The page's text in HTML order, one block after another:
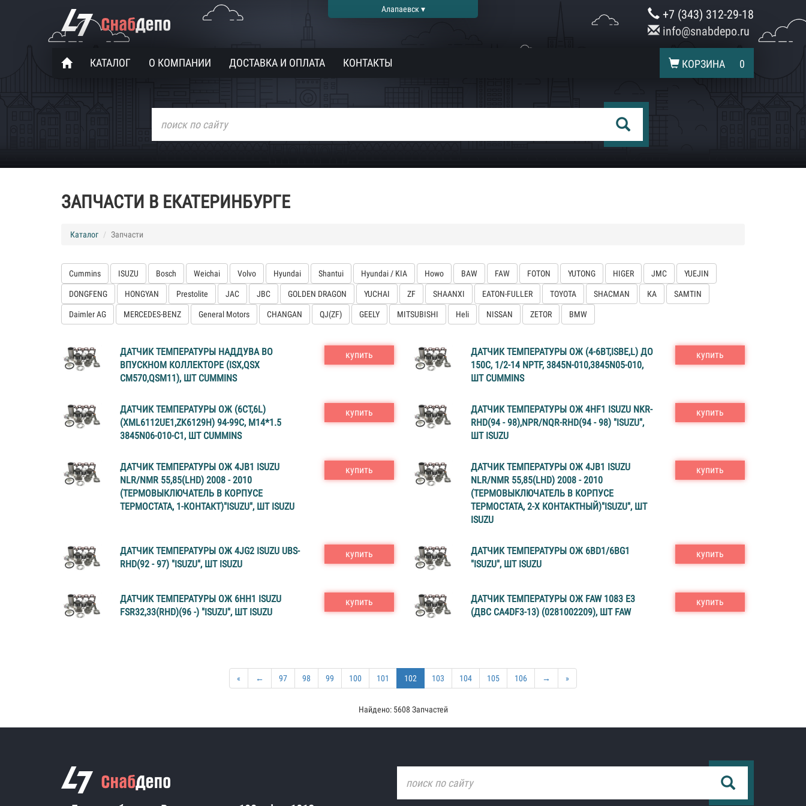
Алапаевск ▾
+7 (343) 312-29-18
info@snabdepo.ru
КАТАЛОГ О КОМПАНИИ ДОСТАВКА И ОПЛАТА КОНТАКТЫ КОРЗИНА 0
ЗАПЧАСТИ В ЕКАТЕРИНБУРГЕ
Каталог Запчасти
Cummins ISUZU Bosch Weichai Volvo Hyundai Shantui Hyundai / KIA Howo BAW FAW FOTON YUTONG HIGER JMC YUEJIN
DONGFENG HONGYAN Prestolite JAC JBC GOLDEN DRAGON YUCHAI ZF SHAANXI EATON-FULLER TOYOTA SHACMAN КА SAMTIN
Daimler AG MERCEDES-BENZ General Motors CHANGAN QJ(ZF) GEELY MITSUBISHI Heli NISSAN ZETOR BMW
ДАТЧИК ТЕМПЕРАТУРЫ НАДДУВА ВО
ВПУСКНОМ КОЛЛЕКТОРЕ (ISX,QSX
CM570,QSM11), ШТ CUMMINS
купить
ДАТЧИК ТЕМПЕРАТУРЫ ОЖ (4-6BT,ISBE,L) ДО
150С, 1/2-14 NPTF, 3845N-010,3845N05-010,
ШТ CUMMINS
купить
ДАТЧИК ТЕМПЕРАТУРЫ ОЖ (6CT,6L)
(XML6112UE1,ZK6129H) 94-99C, M14*1.5
3845N06-010-C1, ШТ CUMMINS
купить
ДАТЧИК ТЕМПЕРАТУРЫ ОЖ 4HF1 ISUZU NKR-
RHD(94 - 98),NPR/NQR-RHD(94 - 98) "ISUZU",
ШТ ISUZU
купить
ДАТЧИК ТЕМПЕРАТУРЫ ОЖ 4JB1 ISUZU
NLR/NMR 55,85(LHD) 2008 - 2010
(ТЕРМОВЫКЛЮЧАТЕЛЬ В КОРПУСЕ
ТЕРМОСТАТА, 1-КОНТАКТ)"ISUZU", ШТ ISUZU
купить
ДАТЧИК ТЕМПЕРАТУРЫ ОЖ 4JB1 ISUZU
NLR/NMR 55,85(LHD) 2008 - 2010
(ТЕРМОВЫКЛЮЧАТЕЛЬ В КОРПУСЕ
ТЕРМОСТАТА, 2-Х КОНТАКТНЫЙ)"ISUZU", ШТ
ISUZU
купить
ДАТЧИК ТЕМПЕРАТУРЫ ОЖ 4JG2 ISUZU UBS-
RHD(92 - 97) "ISUZU", ШТ ISUZU
купить
ДАТЧИК ТЕМПЕРАТУРЫ ОЖ 6BD1/6BG1
"ISUZU", ШТ ISUZU
купить
ДАТЧИК ТЕМПЕРАТУРЫ ОЖ 6НН1 ISUZU
FSR32,33(RHD)(96 -) "ISUZU", ШТ ISUZU
купить
ДАТЧИК ТЕМПЕРАТУРЫ ОЖ FAW 1083 E3
(ДВС CA4DF3-13) (0281002209), ШТ FAW
купить
« ← 97 98 99 100 101 102 103 104 105 106 → »
Найдено: 5608 Запчастей